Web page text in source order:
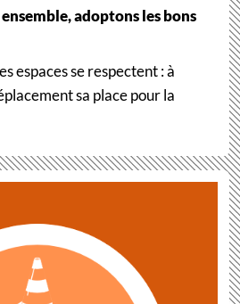
adoptons les bons
espaces se respectent : à
sa place pour la